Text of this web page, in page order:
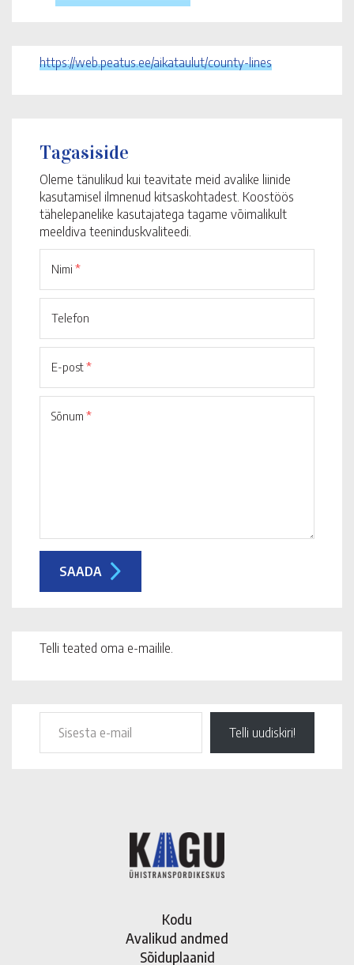
https://web.peatus.ee/aikataulut/county-lines
Tagasiside
Oleme tänulikud kui teavitate meid avalike liinide
kasutamisel ilmnenud kitsaskohtadest. Koostöös
tähelepanelike kasutajatega tagame võimalikult
meeldiva teeninduskvaliteedi.
Nimi *
Telefon
E-post*
Sõnum *
Telli teated oma e-mailile.
Telli uudiskiri!
Kodu
Avalikud andmed
Sõiduplaanid